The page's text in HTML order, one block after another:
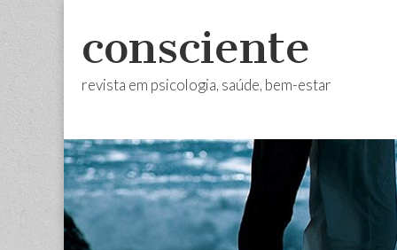
consciente
revista em psicologia, saúde, bem-estar